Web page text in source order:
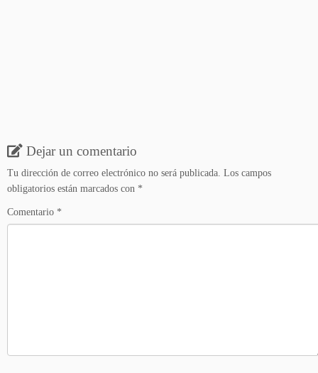
Dejar un comentario
Tu dirección de correo electrónico no será publicada. Los campos
obligatorios están marcados con *
Comentario *